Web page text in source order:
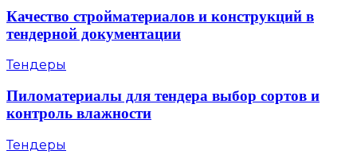
Качество стройматериалов и конструкций в
тендерной документации
Тендеры
Пиломатериалы для тендера выбор сортов и
контроль влажности
Тендеры